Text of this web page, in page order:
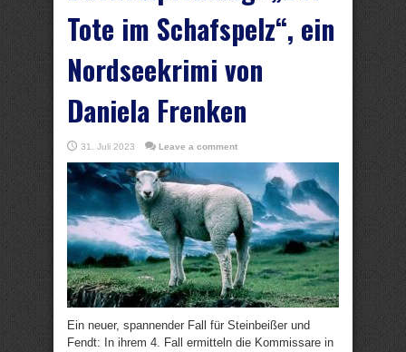
Tote im Schafspelz“, ein
Nordseekrimi von
Daniela Frenken
31. Juli 2023 Leave a comment
Ein neuer, spannender Fall für Steinbeißer und
Fendt: In ihrem 4. Fall ermitteln die Kommissare in